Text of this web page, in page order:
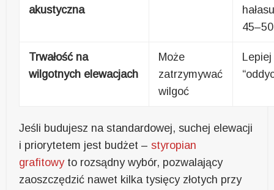
akustyczna
Trwałość na
wilgotnych elewacjach
Może
zatrzymywać
wilgoć
Lepiej
Jeśli budujesz na standardowej, suchej elewacji
i priorytetem jest budżet –styropian
grafitowyto rozsądny wybór, pozwalający
zaoszczędzić nawet kilka tysięcy złotych przy